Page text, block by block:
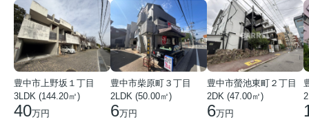
豊中市上野坂１丁目
3LDK (144.20㎡)
40万円
豊中市柴原町３丁目
2LDK (50.00㎡)
6万円
豊中市螢池東町２丁目
2DK (47.00㎡)
6万円